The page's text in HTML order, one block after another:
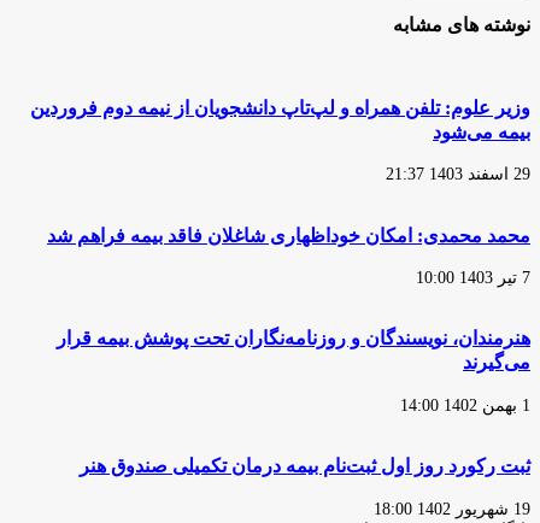
نوشته های مشابه
وزیر علوم: تلفن همراه و لپ‌تاپ دانشجویان از نیمه دوم فروردین
بیمه می‌شود
29 اسفند 1403 21:37
محمد محمدی: امکان خوداظهاری شاغلان فاقد بیمه فراهم شد
7 تیر 1403 10:00
هنرمندان، نویسندگان و روزنامه‌نگاران تحت پوشش بیمه قرار
می‌گیرند
1 بهمن 1402 14:00
ثبت رکورد روز اول ثبت‌نام بیمه درمان تکمیلی صندوق هنر
19 شهریور 1402 18:00